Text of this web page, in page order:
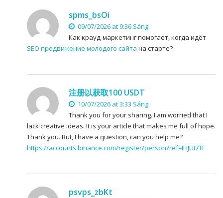
spms_bsOi
09/07/2026 at 9:36 Sáng
Как крауд-маркетинг помогает, когда идёт
SEO продвижение молодого сайта на старте?
注册以获取100 USDT
10/07/2026 at 3:33 Sáng
Thank you for your sharing. I am worried that I
lack creative ideas. It is your article that makes me full of hope.
Thank you. But, I have a question, can you help me?
https://accounts.binance.com/register/person?ref=IHJUI7TF
psvps_zbKt